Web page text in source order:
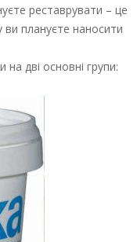
реставрувати – це
плануєте наносити
дві основні групи: